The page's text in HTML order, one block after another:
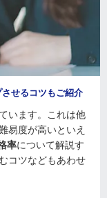
せるコツもご紹介
います。これは他
易度が高いといえ
率について解説す
コツなどもあわせ